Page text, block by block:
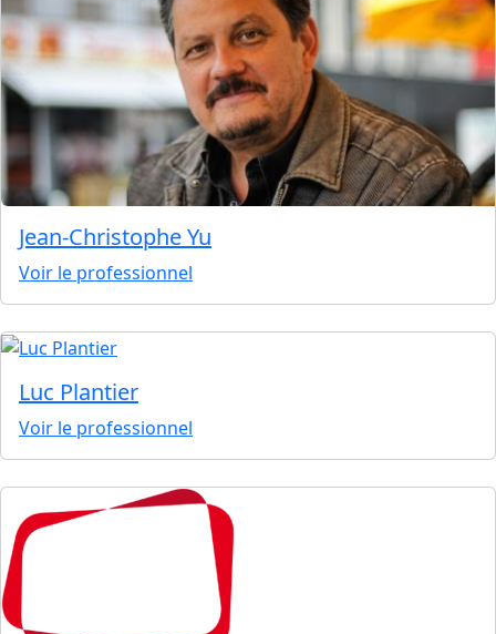
Jean-Christophe Yu
Voir le professionnel
Luc Plantier
Voir le professionnel